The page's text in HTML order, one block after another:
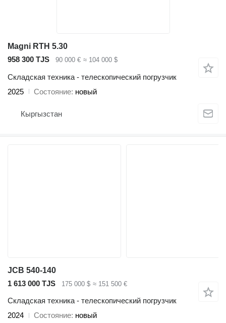
Magni RTH 5.30
958 300 TJS
90 000 € ≈ 104 000 $
Складская техника - телескопический погрузчик
2025
Состояние новый
Кыргызстан
JCB 540-140
1 613 000 TJS
175 000 $ ≈ 151 500 €
Складская техника - телескопический погрузчик
2024
Состояние новый